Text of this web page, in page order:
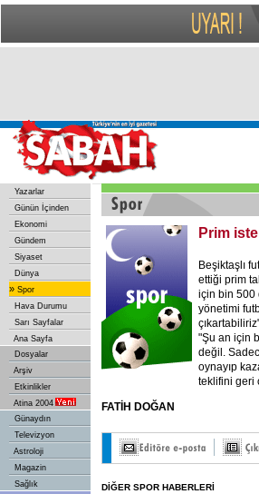
Yazarlar
Günün İçinden
Ekonomi
Gündem
Siyaset
Dünya
» Spor
Hava Durumu
Sarı Sayfalar
Ana Sayfa
Dosyalar
Arşiv
Etkinlikler
Atina 2004
Günaydın
Televizyon
Astroloji
Magazin
Sağlık
Prim
Beşiktaşlı
ettiği prim
için bin 500
yönetimi
"Şu an için
değil.
oynayıp
teklifini geri
FATİH DOĞAN
DİĞER SPOR HABERLERİ